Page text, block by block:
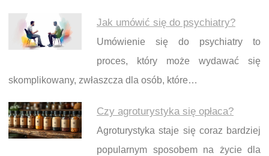
Jak umówić się do psychiatry?
Umówienie się do psychiatry to
proces, który może wydawać się
skomplikowany, zwłaszcza dla osób, które…
Czy agroturystyka się opłaca?
Agroturystyka staje się coraz bardziej
popularnym sposobem na życie dla